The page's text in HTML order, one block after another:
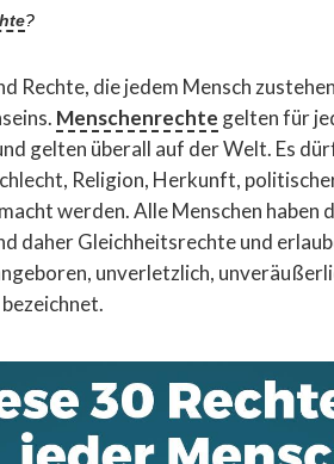
?
Rechte, die jedem Mensch
Menschenrechte gelten für
gelten überall auf der Welt. Es
Religion, Herkunft,
werden. Alle Menschen haben
daher Gleichheitsrechte und
unverletzlich,